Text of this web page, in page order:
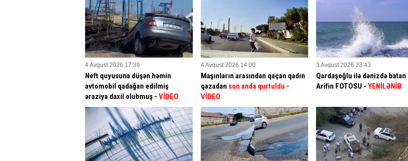
4 Avqust 2026 17:39
Neft quyusuna düşən həmin
avtomobil qadağan edilmiş
əraziyə daxil olubmuş - VİDEO
4 Avqust 2026 14:00
Maşınların arasından qaçan qadın
qəzadan son anda qurtuldu -
VİDEO
3 Avqust 2026 23:43
Qardaşoğlu ilə dənizdə batan
Arifin FOTOSU -YENİLƏNİB